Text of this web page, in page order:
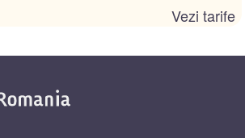
Vezi tarife